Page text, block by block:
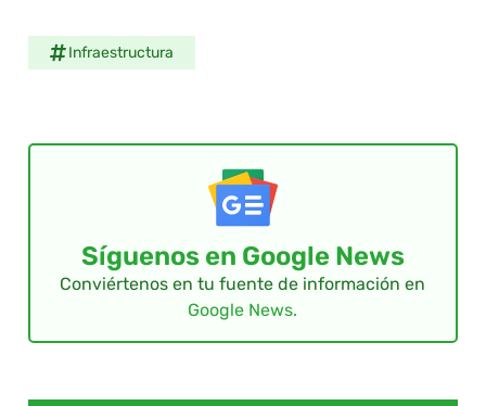
Infraestructura
Síguenos en Google News
Conviértenos en tu fuente de información en
Google News.